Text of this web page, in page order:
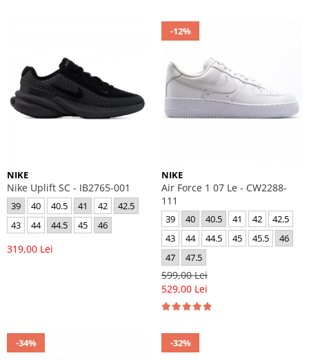
NIKE
Nike Uplift SC - IB2765-001
39 40 40.5 41 42
42.5
43
44 44.5 45 46
319,00 Lei
-12%
NIKE
Air Force 1 07 Le - CW2288-
111
39 40 40.5 41 42
42.5
43
44 44.5 45 45.5
46
47
47.5
599,00 Lei
529,00 Lei
-34% -32%